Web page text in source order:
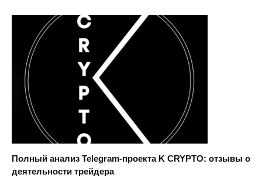
Полный анализ Telegram-проекта K CRYPTO: отзывы о
деятельности трейдера